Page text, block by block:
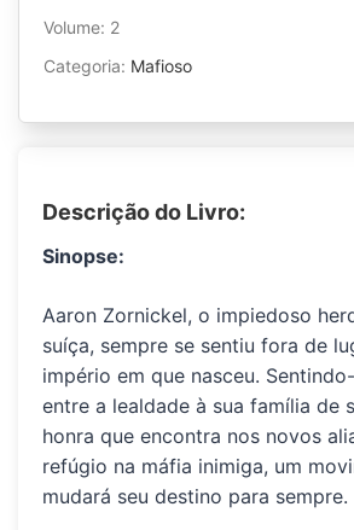
Volume: 2
Categoria: Mafioso
Descrição do Livro:
Sinopse:
Aaron Zornickel, o impiedoso
suíça, sempre se sentiu fora de
império em que nasceu.
entre a lealdade à sua família de
honra que encontra nos novos
refúgio na máfia inimiga, um
mudará seu destino para sempre.